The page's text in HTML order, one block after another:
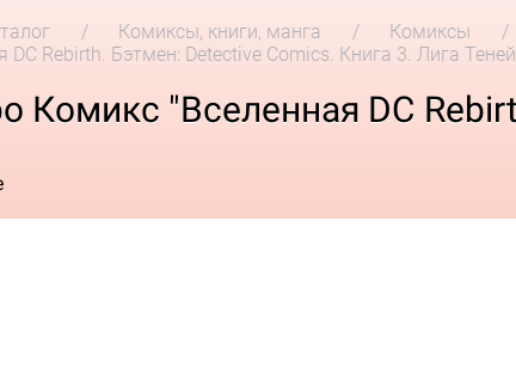
Комиксы, книги, манга Комиксы
DC Rebirth. Бэтмен: Detective Comics. Книга 3. Лига
Комикс "Вселенная DC